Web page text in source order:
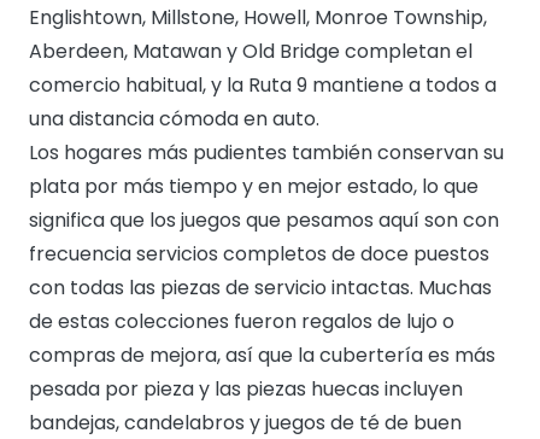
Englishtown, Millstone, Howell, Monroe Township,
Aberdeen, Matawan y Old Bridge completan el
comercio habitual, y la Ruta 9 mantiene a todos a
una distancia cómoda en auto.
Los hogares más pudientes también conservan su
plata por más tiempo y en mejor estado, lo que
significa que los juegos que pesamos aquí son con
frecuencia servicios completos de doce puestos
con todas las piezas de servicio intactas. Muchas
de estas colecciones fueron regalos de lujo o
compras de mejora, así que la cubertería es más
pesada por pieza y las piezas huecas incluyen
bandejas, candelabros y juegos de té de buen